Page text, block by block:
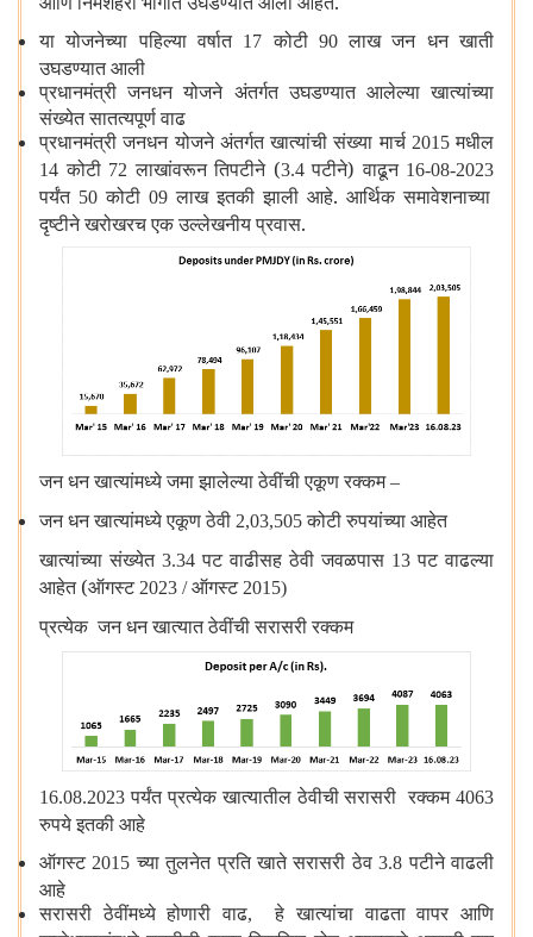
या योजनेच्या पहिल्या वर्षात 17 कोटी 90लाख जन धन खाती
उघडण्यात आली
प्रधानमंत्री जनधन योजने अंतर्गत उघडण्यात आलेल्या खात्यांच्या
संख्येत सातत्यपूर्ण वाढ
प्रधानमंत्री जनधन योजने अंतर्गत खात्यांची संख्या मार्च 2015मधील
14 कोटी 72 लाखांवरून तिपटीने (3.4पटीने) वाढून 16-08-2023
पर्यंत 50 कोटी 09 लाख इतकी झाली आहे. आर्थिक समावेशनाच्या
दृष्टीने खरोखरच एक उल्लेखनीय प्रवास.
जन धन खात्यांमध्ये जमा झालेल्या ठेवींची एकूण रक्कम–
जन धन खात्यांमध्ये एकूण ठेवी 2,03,505कोटी रुपयांच्या आहेत
खात्यांच्या संख्येत 3.34 पट वाढीसह ठेवी जवळपास 13 पट वाढल्या
आहेत (ऑगस्ट 2023 /ऑगस्ट 2015)
प्रत्येक जन धन खात्यात ठेवींची सरासरी रक्कम
16.08.2023 पर्यंत प्रत्येक खात्यातील ठेवीची सरासरी रक्कम 4063
रुपये इतकी आहे
ऑगस्ट2015 च्या तुलनेत प्रति खाते सरासरी ठेव3.8 पटीने वाढली
आहे
सरासरी ठेवींमध्ये होणारी वाढ,हे खात्यांचा वाढता वापर आणि